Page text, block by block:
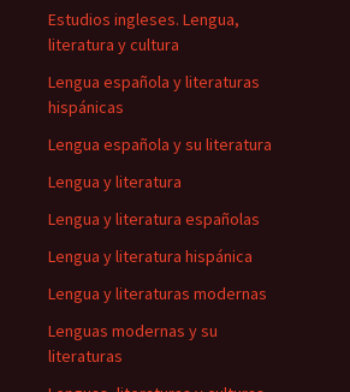
Estudios ingleses. Lengua,
literatura y cultura
Lengua española y literaturas
hispánicas
Lengua española y su literatura
Lengua y literatura
Lengua y literatura españolas
Lengua y literatura hispánica
Lengua y literaturas modernas
Lenguas modernas y su
literaturas